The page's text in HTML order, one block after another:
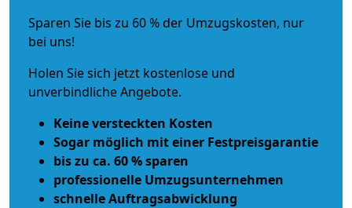
Sparen Sie bis zu 60 % der Umzugskosten, nur
bei uns!
Holen Sie sich jetzt kostenlose und
unverbindliche Angebote.
Keine versteckten Kosten
Sogar möglich mit einer Festpreisgarantie
bis zu ca. 60 % sparen
professionelle Umzugsunternehmen
schnelle Auftragsabwicklung